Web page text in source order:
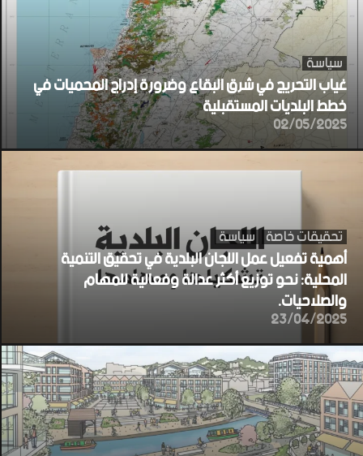
سياسة
غياب التحريج في شرق البقاع وضرورة إدراج المحميات في
خطط البلديات المستقبلية
02/05/2025
تحقيقات خاصة سياسة
أهمية تفعيل عمل اللجان البلدية في تحقيق التنمية
المحلية: نحو توزيع أكثر عدالة وفعالية للمهام
والصلاحيات.
23/04/2025